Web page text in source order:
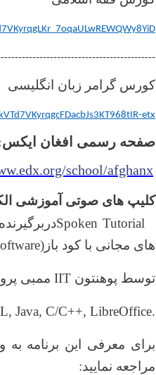
کورس گرامر زبان انگلیسی
etx
صفحه رسمی افغان ایکس
school/afghanx
کلیپ های صوتی آموزشی
Spoken Tutorial ‌
های مجانی با کود باز
توسط پوهنتون IIT‌ ممبی
Java, C/C++, LibreOffice.
برای معرفی این برنامه
مراجعه نمایید: